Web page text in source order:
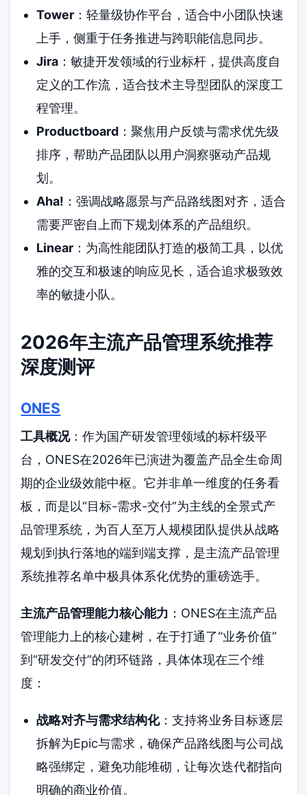
Tower：轻量级协作平台，适合中小团队快速
上手，侧重于任务推进与跨职能信息同步。
Jira：敏捷开发领域的行业标杆，提供高度自
定义的工作流，适合技术主导型团队的深度工
程管理。
Productboard：聚焦用户反馈与需求优先级
排序，帮助产品团队以用户洞察驱动产品规
划。
Aha! ：强调战略愿景与产品路线图对齐，适合
需要严密自上而下规划体系的产品组织。
Linear：为高性能团队打造的极简工具，以优
雅的交互和极速的响应见长，适合追求极致效
率的敏捷小队。
2026年主流产品管理系统推荐
深度测评
ONES
工具概况：作为国产研发管理领域的标杆级平
台，ONES在2026年已演进为覆盖产品全生命周
期的企业级效能中枢。它并非单一维度的任务看
板，而是以“目标-需求-交付”为主线的全景式产
品管理系统，为百人至万人规模团队提供从战略
规划到执行落地的端到端支撑，是主流产品管理
系统推荐名单中极具体系化优势的重磅选手。
主流产品管理能力核心能力 ：ONES在主流产品
管理能力上的核心建树，在于打通了“业务价值”
到“研发交付”的闭环链路，具体体现在三个维
度：
战略对齐与需求结构化：支持将业务目标逐层
拆解为Epic与需求，确保产品路线图与公司战
略强绑定，避免功能堆砌，让每次迭代都指向
明确的商业价值。